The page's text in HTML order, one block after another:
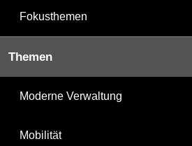
Fokusthemen
Themen
Moderne Verwaltung
Mobilität